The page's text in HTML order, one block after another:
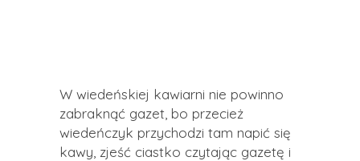
W wiedeńskiej kawiarni nie powinno
zabraknąć gazet, bo przecież
wiedeńczyk przychodzi tam napić się
kawy, zjeść ciastko czytając gazetę i